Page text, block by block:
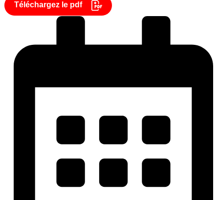
Téléchargez le pdf